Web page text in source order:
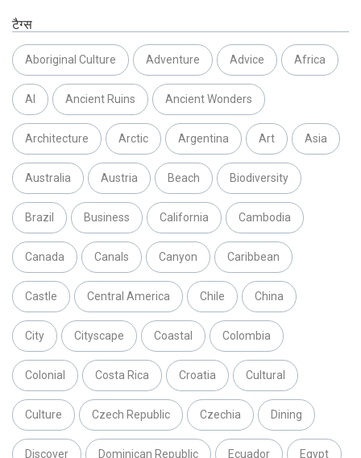
टैग्स
Aboriginal Culture Adventure Advice Africa
AI Ancient Ruins Ancient Wonders
Architecture Arctic Argentina Art Asia
Australia Austria Beach Biodiversity
Brazil Business California Cambodia
Canada Canals Canyon Caribbean
Castle Central America Chile China
City Cityscape Coastal Colombia
Colonial Costa Rica Croatia Cultural
Culture Czech Republic Czechia Dining
Discover Dominican Republic Ecuador Egypt